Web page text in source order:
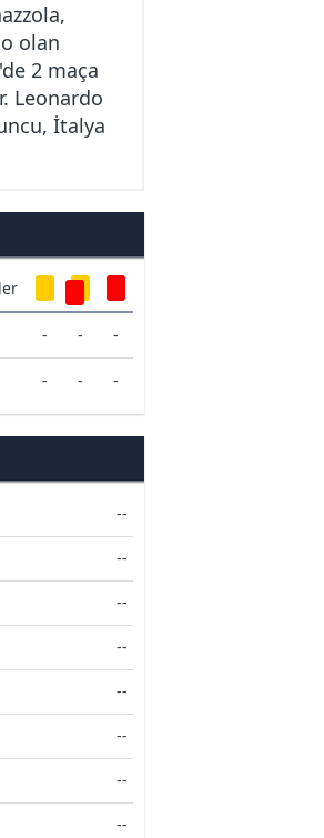
olan
2 maça
Leonardo
İtalya
- - -
- - -
--
--
--
--
--
--
--
--